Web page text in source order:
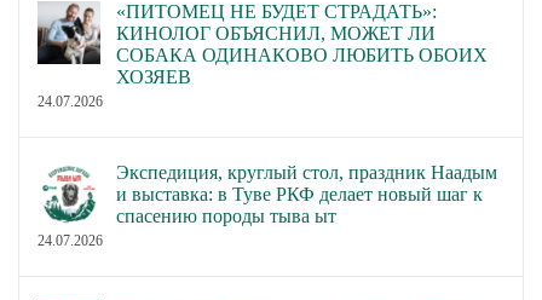
«ПИТОМЕЦ НЕ БУДЕТ СТРАДАТЬ»:
КИНОЛОГ ОБЪЯСНИЛ, МОЖЕТ ЛИ
СОБАКА ОДИНАКОВО ЛЮБИТЬ ОБОИХ
ХОЗЯЕВ
24.07.2026
Экспедиция, круглый стол, праздник Наадым
и выставка: в Туве РКФ делает новый шаг к
спасению породы тыва ыт
24.07.2026